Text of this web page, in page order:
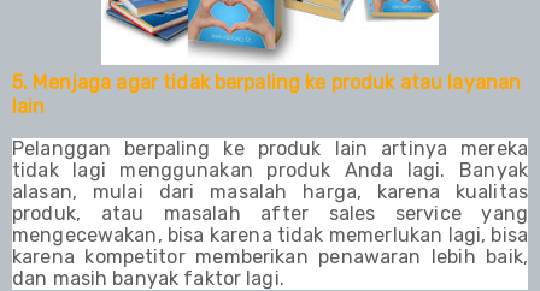
5. Menjaga agar tidak berpaling ke produk atau layanan
lain
Pelanggan berpaling ke produk lain artinya mereka
tidak lagi menggunakan produk Anda lagi. Banyak
alasan, mulai dari masalah harga, karena kualitas
produk, atau masalah after sales service yang
mengecewakan, bisa karena tidak memerlukan lagi, bisa
karena kompetitor memberikan penawaran lebih baik,
dan masih banyak faktor lagi.